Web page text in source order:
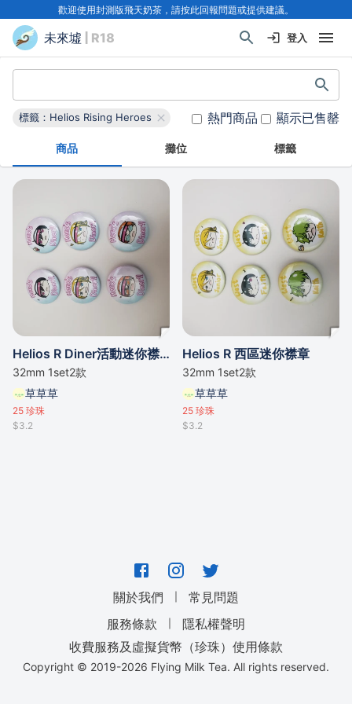
歡迎使用封測版飛天奶茶，請按此回報問題或提供建議。
未來墟 | R18 登入
標籤：Helios Rising Heroes 熱門商品 顯示已售罄
商品 攤位 標籤
Helios R Diner活動迷你襟章
32mm 1set2款
草草草
25 珍珠
$3.2
Helios R 西區迷你襟章
32mm 1set2款
草草草
25 珍珠
$3.2
關於我們 ｜
常見問題
服務條款
｜
隱私權聲明
收費服務及虛擬貨幣（珍珠）使用條款
Copyright © 2019-2026 Flying Milk Tea. All rights reserved.